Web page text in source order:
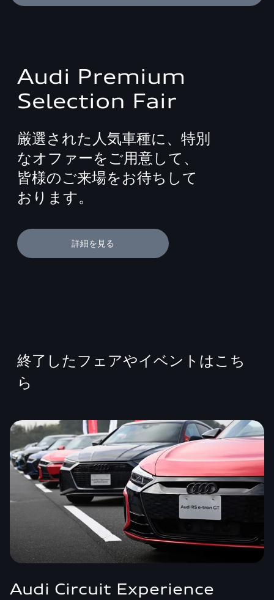
Audi Premium
Selection Fair
厳選された人気車種に、特別
なオファーをご用意して、
皆様のご来場をお待ちして
おります。
詳細を見る
終了したフェアやイベントはこち
ら
Audi Circuit Experience